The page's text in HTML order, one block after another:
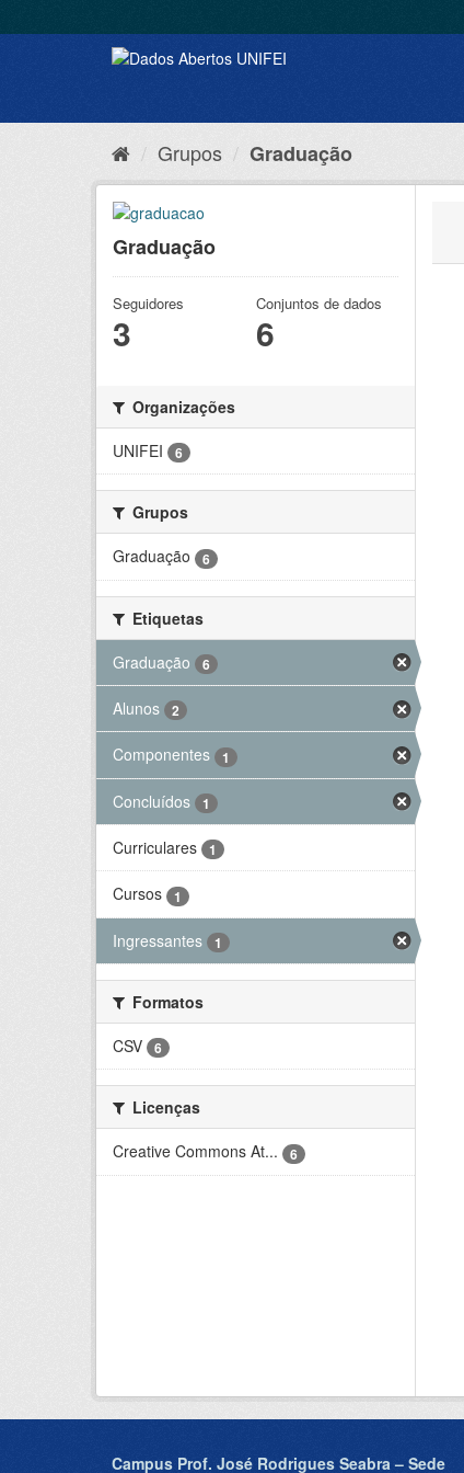
Grupos Graduação
Graduação
Seguidores
3
Conjuntos de dados
6
Organizações
UNIFEI
6
Grupos
Graduação
6
Etiquetas
Graduação
6
Alunos 2
Componentes 1
Concluídos 1
Curriculares 1
Cursos 1
Ingressantes 1
Formatos
CSV
6
Licenças
Creative Commons At...
6
Campus Prof. José Rodrigues Seabra – Sede